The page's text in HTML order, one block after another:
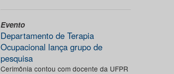
Evento
Departamento de Terapia
Ocupacional lança grupo de
pesquisa
Cerimônia contou com docente da UFPR